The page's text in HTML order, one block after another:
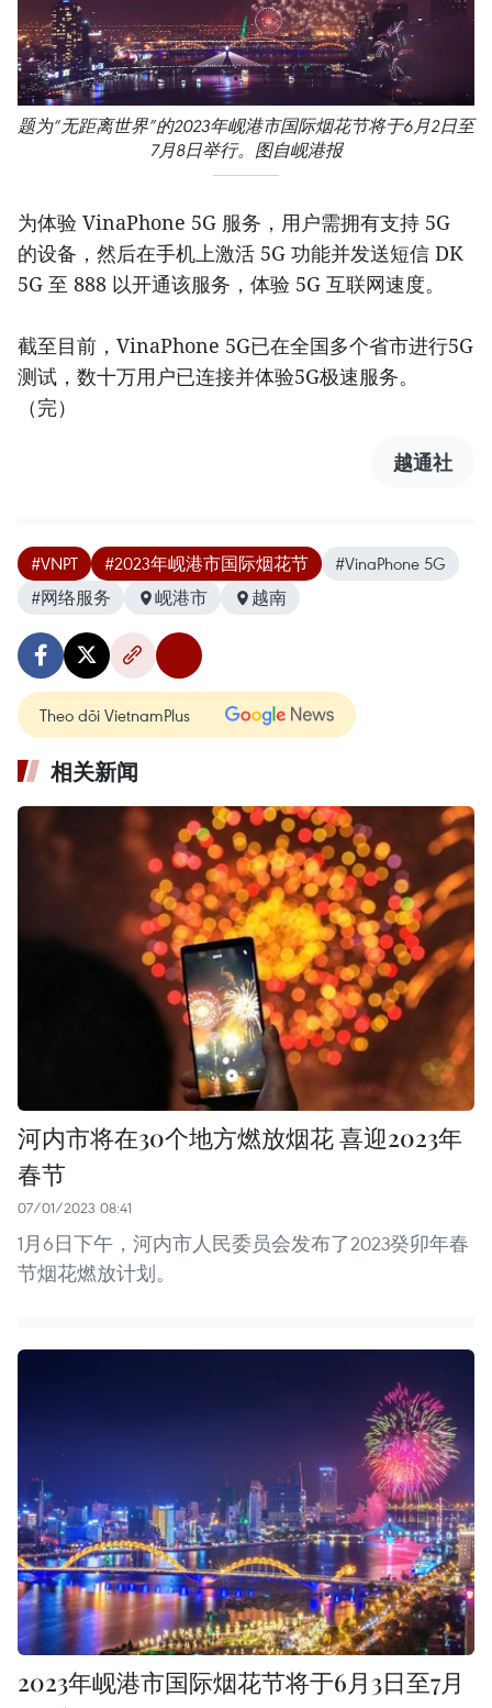
题为“无距离世界”的2023年岘港市国际烟花节将于6月2日至
7月8日举行。图自岘港报
为体验 VinaPhone 5G 服务，用户需拥有支持 5G
的设备，然后在手机上激活 5G 功能并发送短信 DK
5G 至 888 以开通该服务，体验 5G 互联网速度。
截至目前，VinaPhone 5G已在全国多个省市进行5G
测试，数十万用户已连接并体验5G极速服务。
（完）
越通社
#VNPT #2023年岘港市国际烟花节
#VinaPhone 5G
#网络服务
岘港市 越南
Theo dõi VietnamPlus
相关新闻
河内市将在30个地方燃放烟花 喜迎2023年
春节
07/01/2023 08:41
1月6日下午，河内市人民委员会发布了2023癸卯年春
节烟花燃放计划。
2023年岘港市国际烟花节将于6月3日至7月